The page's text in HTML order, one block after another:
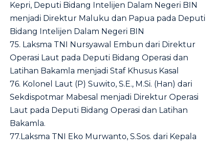
Kepri, Deputi Bidang Intelijen Dalam Negeri BIN
menjadi Direktur Maluku dan Papua pada Deputi
Bidang Intelijen Dalam Negeri BIN
75. Laksma TNI Nursyawal Embun dari Direktur
Operasi Laut pada Deputi Bidang Operasi dan
Latihan Bakamla menjadi Staf Khusus Kasal
76. Kolonel Laut (P) Suwito, S.E., M.Si. (Han) dari
Sekdispotmar Mabesal menjadi Direktur Operasi
Laut pada Deputi Bidang Operasi dan Latihan
Bakamla.
77.Laksma TNI Eko Murwanto, S.Sos. dari Kepala